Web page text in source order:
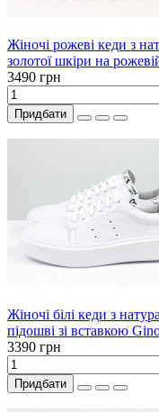
Жіночі рожеві кеди з
золотої шкіри на
3490 грн
Придбати
Жіночі білі кеди з
підошві зі вставкою
3390 грн
Придбати